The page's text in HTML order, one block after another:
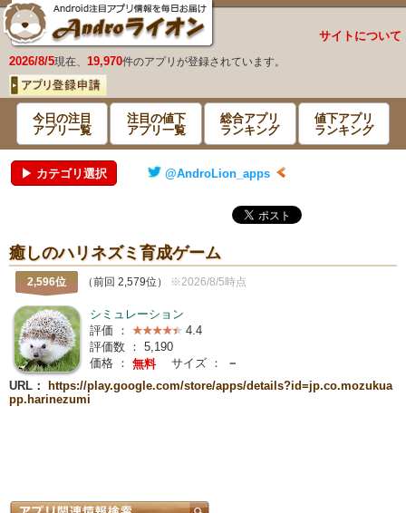
サイトについて
2026/8/5現在、 19,970件のアプリが登録されています。
今日の注目
アプリ一覧
注目の値下
アプリ一覧
総合アプリ
ランキング
値下アプリ
ランキング
▶ カテゴリ選択 @AndroLion_apps
癒しのハリネズミ育成ゲーム
2,596位 （前回 2,579位） ※2026/8/5時点
シミュレーション
評価 ：
4.4
評価数 ： 5,190
価格 ： 無料 サイズ ：
－
URL：
https://play.google.com/store/apps/details?id=jp.co.mozukua
pp.harinezumi